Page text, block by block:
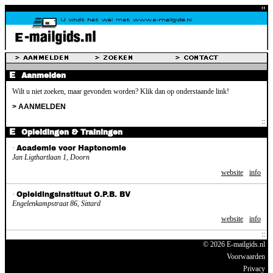
Aanmelden
Wilt u niet zoeken, maar gevonden worden? Klik dan op onderstaande link!
> AANMELDEN
Opleidingen & Trainingen
· Academie voor Haptonomie
Jan Ligthartlaan 1, Doorn
website
info
· Opleidingsinstituut O.P.B. BV
Engelenkampstraat 86, Sittard
website
info
© 2026 E-mailgids.nl
Voorwaarden
Privacy